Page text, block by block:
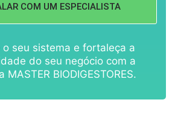
COM UM ESPECIALISTA
o seu sistema e fortaleça a
do seu negócio com a
BIODIGESTORES.